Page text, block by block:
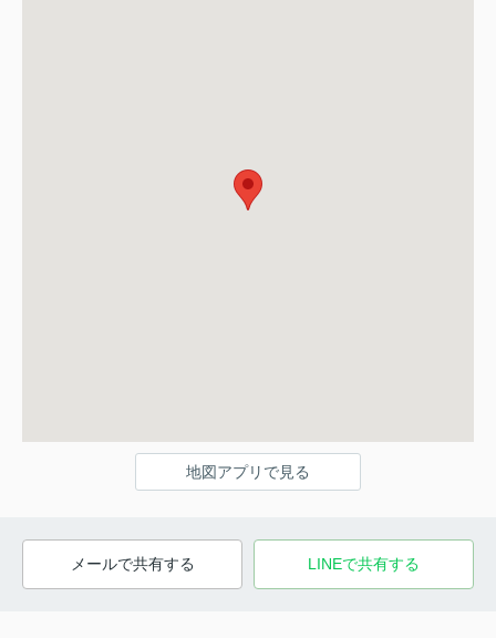
地図アプリで見る
メールで共有する LINEで共有する